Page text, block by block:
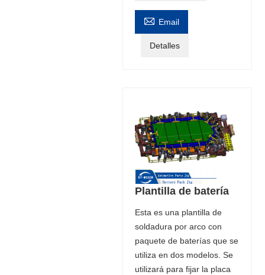
 Email
Detalles
Plantilla de batería
Esta es una plantilla de
soldadura por arco con
paquete de baterías que se
utiliza en dos modelos. Se
utilizará para fijar la placa